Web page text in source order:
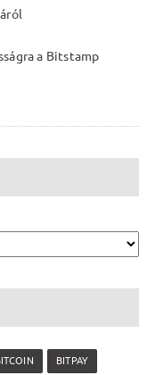
a Bitstamp
BITPAY